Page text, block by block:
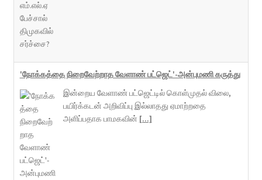
'நோக்கத்தை நிறைவேற்றாத வேளாண் பட்ஜெட்'-அன்புமணி கருத்து
இன்றைய வேளாண் பட்ஜெட்டில் கொள்முதல் விலை,
பயிர்க்கடன் அறிவிப்பு இல்லாதது ஏமாற்றதை
அளிப்பதாக பாமகவின் [...]